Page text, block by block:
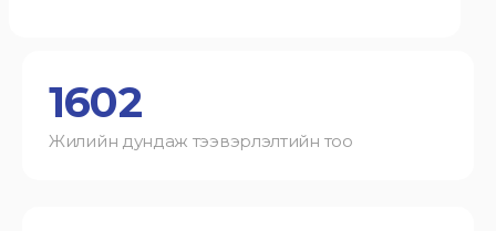
1602
Жилийн дундаж тээвэрлэлтийн тоо